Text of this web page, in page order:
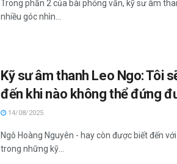
Trong phần 2 của bài phỏng vấn, kỹ sư âm
nhiều góc nhìn...
Kỹ sư âm thanh Leo Ngo: Tôi
đến khi nào không thể đứng
14/08/2025
Ngô Hoàng Nguyên - hay còn được biết đến
trong những kỹ...